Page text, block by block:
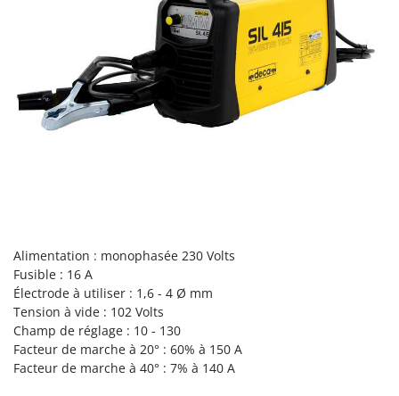
Perches Élagueuses
Piscines
Planteuses de pommes de terre pour tracteur
Plateaux de coupe pour tracteur
Postes à souder
Poussoirs à saucisse
Presses à pellets
Pressoirs à fruits
G3 Ferrari
Gardena
Garofalo
Gipeco
Girmi
GRAEF
Gre
GreenBay
Alimentation : monophasée 230 Volts
Fusible : 16 A
Électrode à utiliser : 1,6 - 4 Ø mm
Tension à vide : 102 Volts
Champ de réglage : 10 - 130
Facteur de marche à 20° : 60% à 150 A
Facteur de marche à 40° : 7% à 140 A